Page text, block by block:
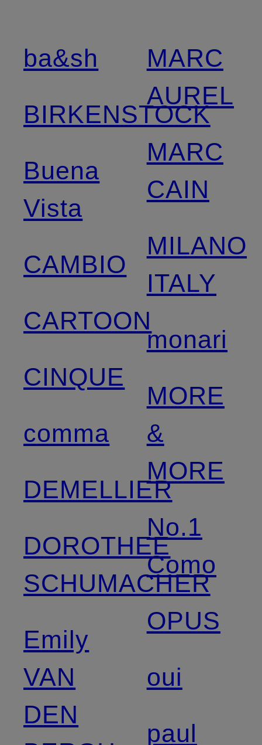
ba&sh
BIRKENSTOCK
Buena
Vista
CAMBIO
CARTOON
CINQUE
comma
DEMELLIER
DOROTHEE
SCHUMACHER
Emily
VAN
DEN
MARC
AUREL
MARC
CAIN
MILANO
ITALY
monari
MORE
&
MORE
No.1
Como
OPUS
oui
paul